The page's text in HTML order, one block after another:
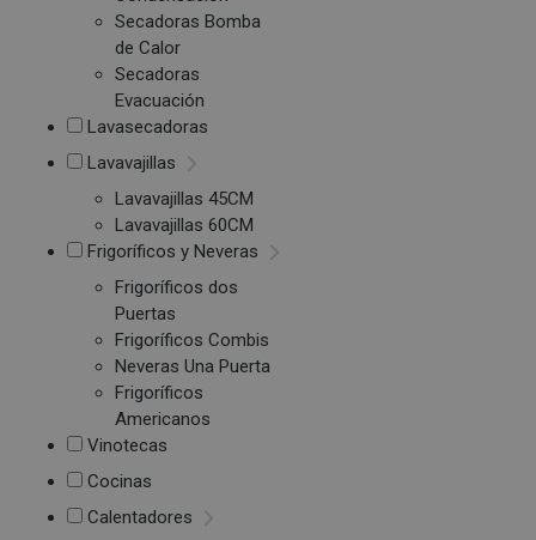
Secadoras Bomba
de Calor
Secadoras
Evacuación
Lavasecadoras
Lavavajillas
Lavavajillas 45CM
Lavavajillas 60CM
Frigoríficos y Neveras
Frigoríficos dos
Puertas
Frigoríficos Combis
Neveras Una Puerta
Frigoríficos
Americanos
Vinotecas
Cocinas
Calentadores